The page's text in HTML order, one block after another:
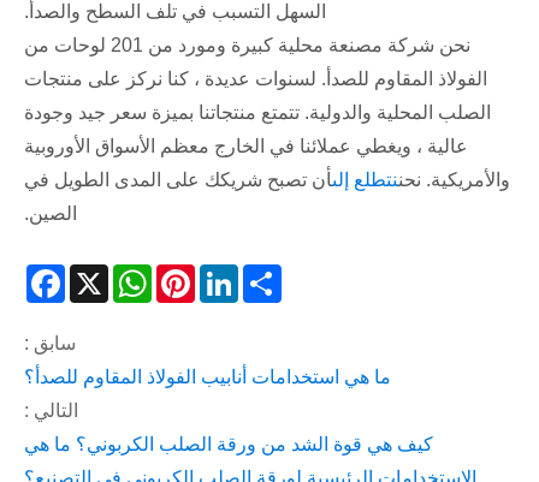
السهل التسبب في تلف السطح والصدأ.
نحن شركة مصنعة محلية كبيرة ومورد من 201 لوحات من
الفولاذ المقاوم للصدأ. لسنوات عديدة ، كنا نركز على منتجات
الصلب المحلية والدولية. تتمتع منتجاتنا بميزة سعر جيد وجودة
عالية ، ويغطي عملائنا في الخارج معظم الأسواق الأوروبية
والأمريكية. نحننتطلع إلىأن تصبح شريكك على المدى الطويل في
الصين.
X
WhatsAppPinterestLinkedInShare
سابق :
ما هي استخدامات أنابيب الفولاذ المقاوم للصدأ؟
التالي :
كيف هي قوة الشد من ورقة الصلب الكربوني؟ ما هي